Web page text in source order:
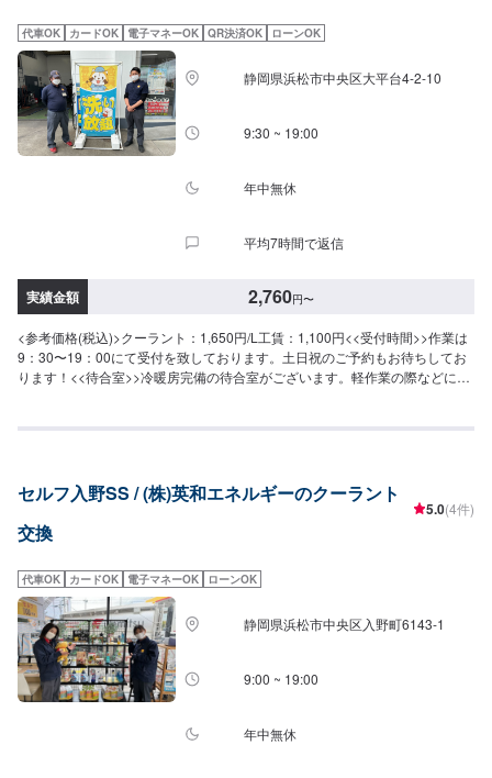
代車OK カードOK 電子マネーOK QR決済OK ローンOK
静岡県浜松市中央区大平台4-2-10
9:30 ~ 19:00
年中無休
平均7時間で返信
実績金額 2,760円〜
<参考価格(税込)>クーラント：1,650円/L工賃：1,100円<<受付時間>>作業は
9：30〜19：00にて受付を致しております。土日祝のご予約もお待ちしてお
ります！<<待合室>>冷暖房完備の待合室がございます。軽作業の際などにお
セルフ入野SS / (株)英和エネルギーのクーラント
交換
5.0(4件)
代車OK カードOK 電子マネーOK ローンOK
静岡県浜松市中央区入野町6143-1
9:00 ~ 19:00
年中無休